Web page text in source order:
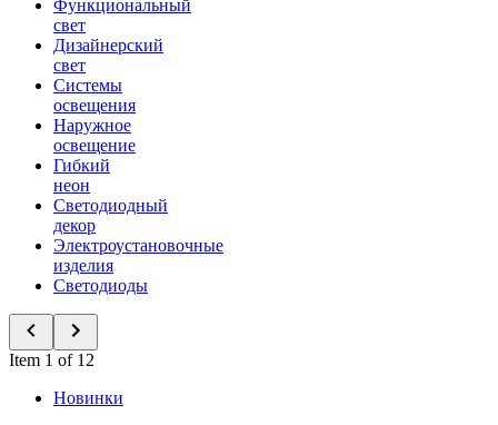
Функциональный
свет
Дизайнерский
свет
Системы
освещения
Наружное
освещение
Гибкий
неон
Светодиодный
декор
Электроустановочные
изделия
Светодиоды
Item 1 of 12
Новинки